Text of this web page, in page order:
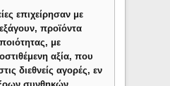
επιχείρησαν με
προϊόντα
με
αξία, που
διεθνείς αγορές, εν